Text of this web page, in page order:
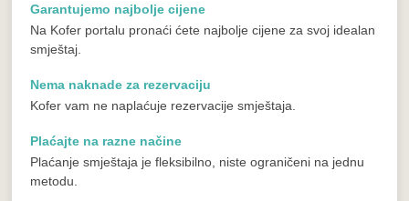
Garantujemo najbolje cijene
Na Kofer portalu pronaći ćete najbolje cijene za svoj idealan
smještaj.
Nema naknade za rezervaciju
Kofer vam ne naplaćuje rezervacije smještaja.
Plaćajte na razne načine
Plaćanje smještaja je fleksibilno, niste ograničeni na jednu
metodu.